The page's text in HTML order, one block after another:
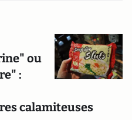
ou
:
calamiteuses